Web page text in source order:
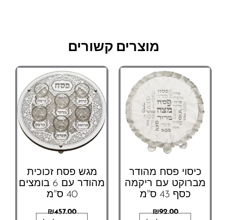
מוצרים קשורים
כיסוי פסח מהודר
מברוקט עם ריקמה
כסף 43 ס"מ
₪92.00
מגש פסח זכוכית
מהודר עם 6 בומצים
40 ס"מ
₪457.00